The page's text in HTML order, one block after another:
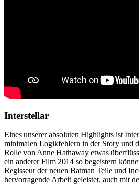
Interstellar
Eines unserer absoluten Highlights ist
minimalen Logikfehlern in der Story und
Rolle von Anne Hathaway etwas
ein anderer Film 2014 so begeistern
Regisseur der neuen Batman Teile und
hervorragende Arbeit geleistet, auch mit